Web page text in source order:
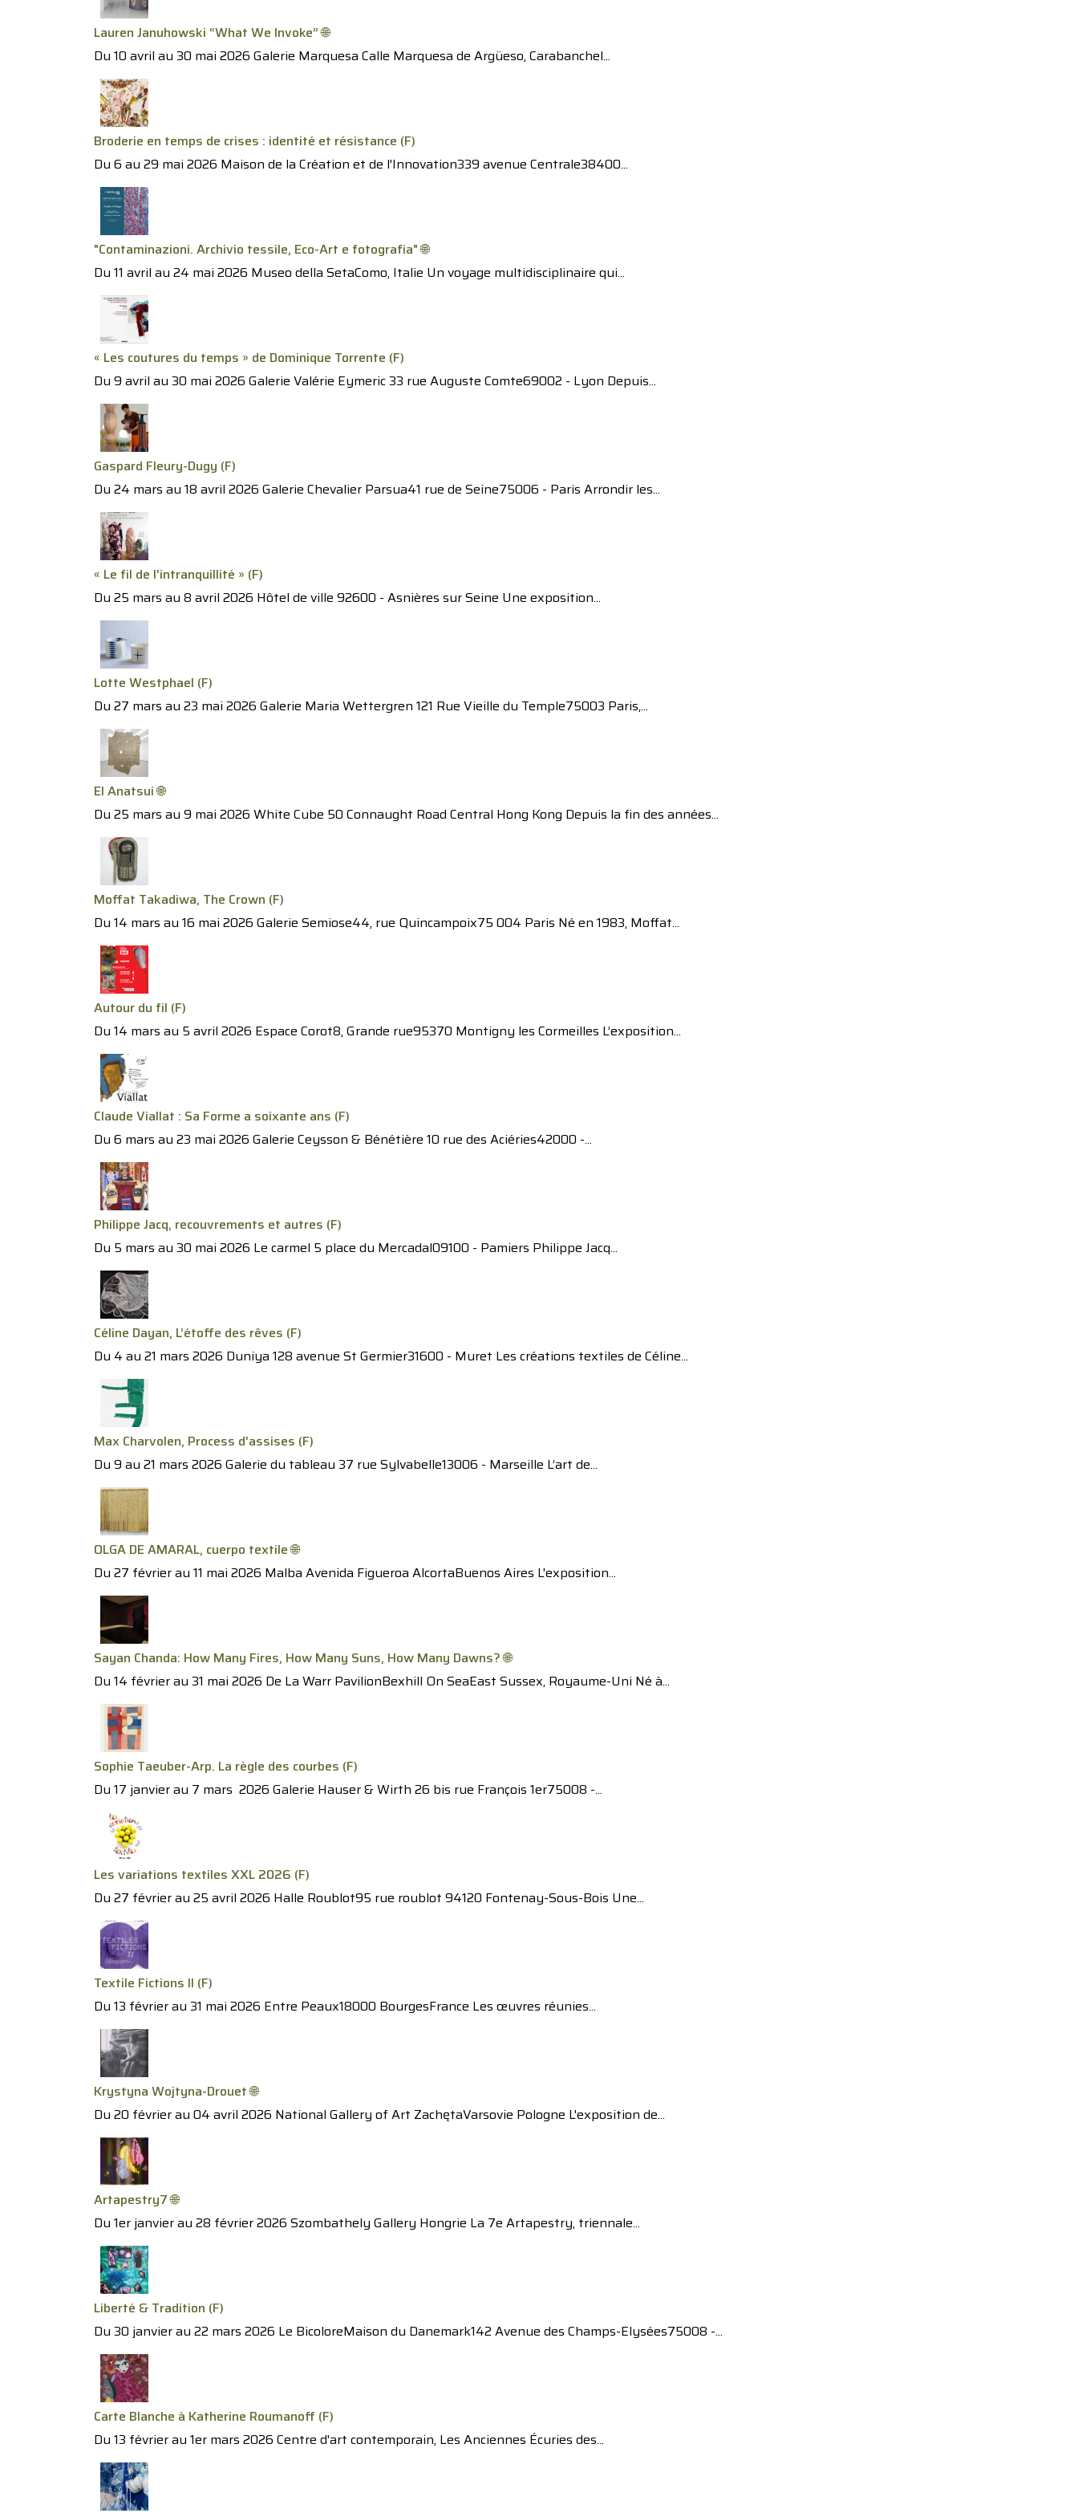
Lauren Januhowski “What We Invoke” 🌐
Du 10 avril au 30 mai 2026 Galerie Marquesa Calle Marquesa de Argüeso, Carabanchel...
Broderie en temps de crises : identité et résistance (F)
Du 6 au 29 mai 2026 Maison de la Création et de l'Innovation339 avenue Centrale38400...
"Contaminazioni. Archivio tessile, Eco-Art e fotografia" 🌐
Du 11 avril au 24 mai 2026 Museo della SetaComo, Italie Un voyage multidisciplinaire qui...
« Les coutures du temps » de Dominique Torrente (F)
Du 9 avril au 30 mai 2026 Galerie Valérie Eymeric 33 rue Auguste Comte69002 - Lyon Depuis...
Gaspard Fleury-Dugy (F)
Du 24 mars au 18 avril 2026 Galerie Chevalier Parsua41 rue de Seine75006 - Paris Arrondir les...
« Le fil de l'intranquillité » (F)
Du 25 mars au 8 avril 2026 Hôtel de ville 92600 - Asnières sur Seine Une exposition...
Lotte Westphael (F)
Du 27 mars au 23 mai 2026 Galerie Maria Wettergren 121 Rue Vieille du Temple75003 Paris,...
El Anatsui 🌐
Du 25 mars au 9 mai 2026 White Cube 50 Connaught Road Central Hong Kong Depuis la fin des années...
Moffat Takadiwa, The Crown (F)
Du 14 mars au 16 mai 2026 Galerie Semiose44, rue Quincampoix75 004 Paris Né en 1983, Moffat...
Autour du fil (F)
Du 14 mars au 5 avril 2026 Espace Corot8, Grande rue95370 Montigny les Cormeilles L’exposition...
Claude Viallat : Sa Forme a soixante ans (F)
Du 6 mars au 23 mai 2026 Galerie Ceysson & Bénétière 10 rue des Aciéries42000 -...
Philippe Jacq, recouvrements et autres (F)
Du 5 mars au 30 mai 2026 Le carmel 5 place du Mercadal09100 - Pamiers Philippe Jacq...
Céline Dayan, L’étoffe des rêves (F)
Du 4 au 21 mars 2026 Duniya 128 avenue St Germier31600 - Muret Les créations textiles de Céline...
Max Charvolen, Process d'assises (F)
Du 9 au 21 mars 2026 Galerie du tableau 37 rue Sylvabelle13006 - Marseille L’art de...
OLGA DE AMARAL, cuerpo textile 🌐
Du 27 février au 11 mai 2026 Malba Avenida Figueroa AlcortaBuenos Aires L'exposition...
Sayan Chanda: How Many Fires, How Many Suns, How Many Dawns? 🌐
Du 14 février au 31 mai 2026 De La Warr PavilionBexhill On SeaEast Sussex, Royaume-Uni Né à...
Sophie Taeuber-Arp. La règle des courbes (F)
Du 17 janvier au 7 mars 2026 Galerie Hauser & Wirth 26 bis rue François 1er75008 -...
Les variations textiles XXL 2026 (F)
Du 27 février au 25 avril 2026 Halle Roublot95 rue roublot 94120 Fontenay-Sous-Bois Une...
Textile Fictions II (F)
Du 13 février au 31 mai 2026 Entre Peaux18000 BourgesFrance Les œuvres réunies...
Krystyna Wojtyna-Drouet 🌐
Du 20 février au 04 avril 2026 National Gallery of Art ZachętaVarsovie Pologne L'exposition de...
Artapestry7 🌐
Du 1er janvier au 28 février 2026 Szombathely Gallery Hongrie La 7e Artapestry, triennale...
Liberté & Tradition (F)
Du 30 janvier au 22 mars 2026 Le BicoloreMaison du Danemark142 Avenue des Champs-Elysées75008 -...
Carte Blanche à Katherine Roumanoff (F)
Du 13 février au 1er mars 2026 Centre d'art contemporain, Les Anciennes Écuries des...